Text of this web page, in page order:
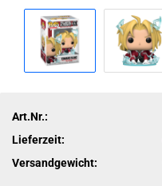
Art.Nr.:
Lieferzeit:
Versandgewicht: